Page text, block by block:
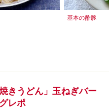
基本の酢豚
きうどん」玉ねぎバー
レポ